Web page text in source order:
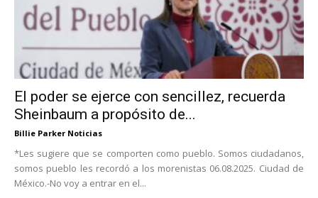
El poder se ejerce con sencillez, recuerda
Sheinbaum a propósito de...
Billie Parker Noticias
*Les sugiere que se comporten como pueblo. Somos ciudadanos,
somos pueblo les recordó a los morenistas 06.08.2025. Ciudad de
México.-No voy a entrar en el...